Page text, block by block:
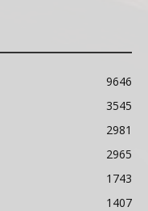
9646
3545
2981
2965
1743
1407